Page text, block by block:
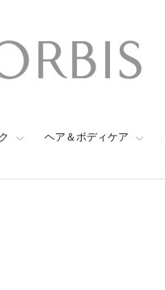
ヘア＆ボディケア